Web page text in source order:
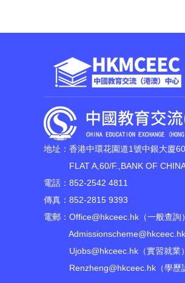
地址：香港中環花園道1號中銀大廈
FLAT A,60/F.,BANK OF CHINA
電話：852-2542 4811
傳真：852-2815 9393
電郵： Office@hkceec.hk （一般查詢）
Admissionscheme@hkceec.hk
Ujobs@hkceec.hk （實習就業）
Renzheng@hkceec.hk （學歷